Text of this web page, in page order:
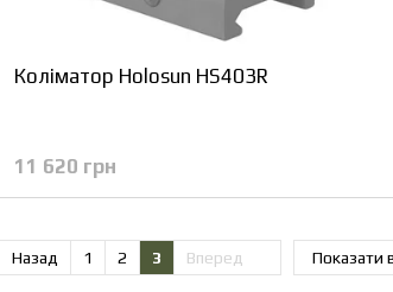
Коліматор Holosun HS403R
11 620 грн
Назад 1 2 3 Вперед Показати